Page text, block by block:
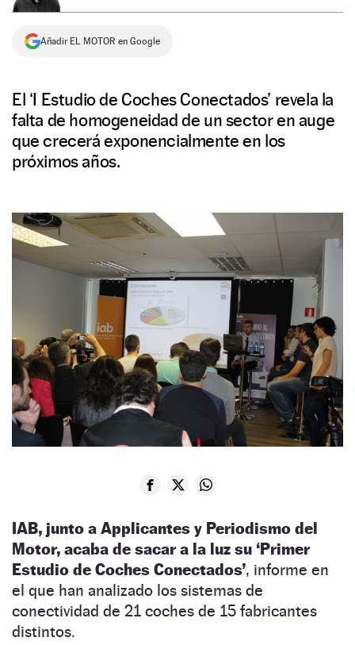
Añadir EL MOTOR en Google
El ‘I Estudio de Coches Conectados’ revela la
falta de homogeneidad de un sector en auge
que crecerá exponencialmente en los
próximos años.
IAB, junto a Applicantes y Periodismo del
Motor, acaba de sacar a la luz su ‘Primer
Estudio de Coches Conectados’, informe en
el que han analizado los sistemas de
conectividad de 21 coches de 15 fabricantes
distintos.